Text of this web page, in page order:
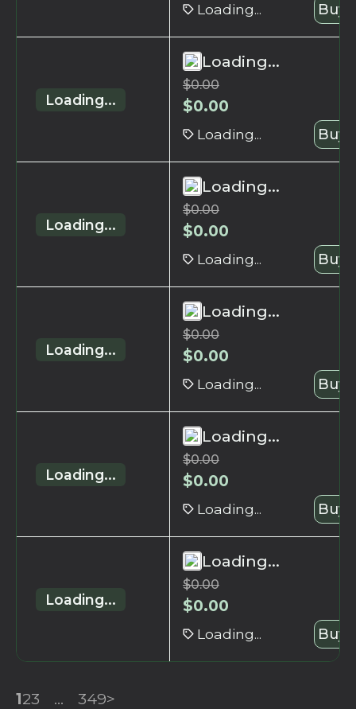
Loading... Buy
Loading...
Loading...
$0.00
$0.00
Loading... Buy
Loading...
Loading...
$0.00
$0.00
Loading... Buy
Loading...
Loading...
$0.00
$0.00
Loading... Buy
Loading...
Loading...
$0.00
$0.00
Loading... Buy
Loading...
Loading...
$0.00
$0.00
Loading... Buy
123 ... 349>